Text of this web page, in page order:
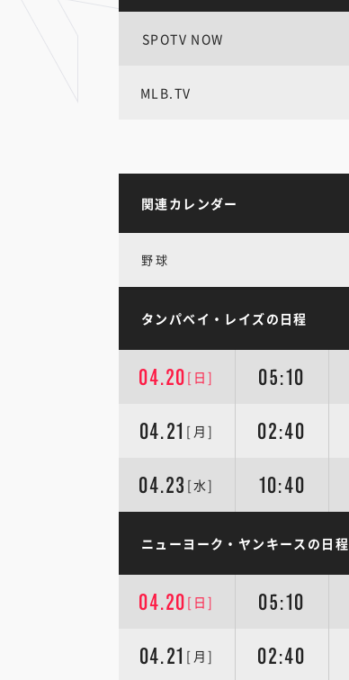
SPOTV NOW
MLB.TV
関連カレンダー
野球
タンパベイ・レイズの日程
04.20 [日] 05:10
04.21 [月] 02:40
04.23 [水] 10:40
ニューヨーク・ヤンキースの日程
04.20 [日] 05:10
04.21 [月] 02:40